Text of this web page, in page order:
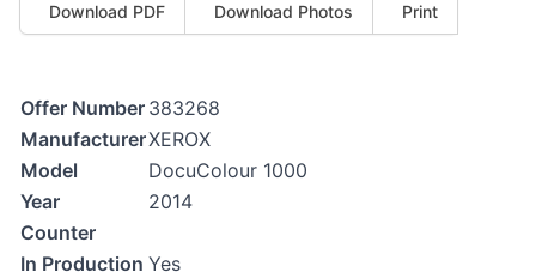
Download PDF Download Photos Print
Offer Number 383268
ManufacturerXEROX
Model
DocuColour 1000
Year
2014
Counter
In Production Yes